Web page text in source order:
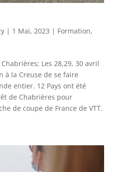
| 1 Mai, 2023 | Formation,
Les 28,29, 30 avril
à la Creuse de se faire
entier. 12 Pays ont été
de Chabrières pour
de coupe de France de VTT.